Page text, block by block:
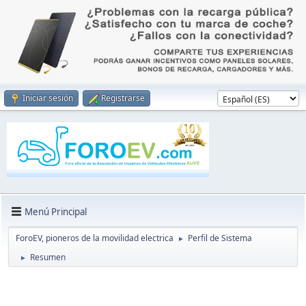
Iniciar sesión Registrarse
Menú Principal
ForoEV, pioneros de la movilidad electrica ► Perfil de Sistema
► Resumen